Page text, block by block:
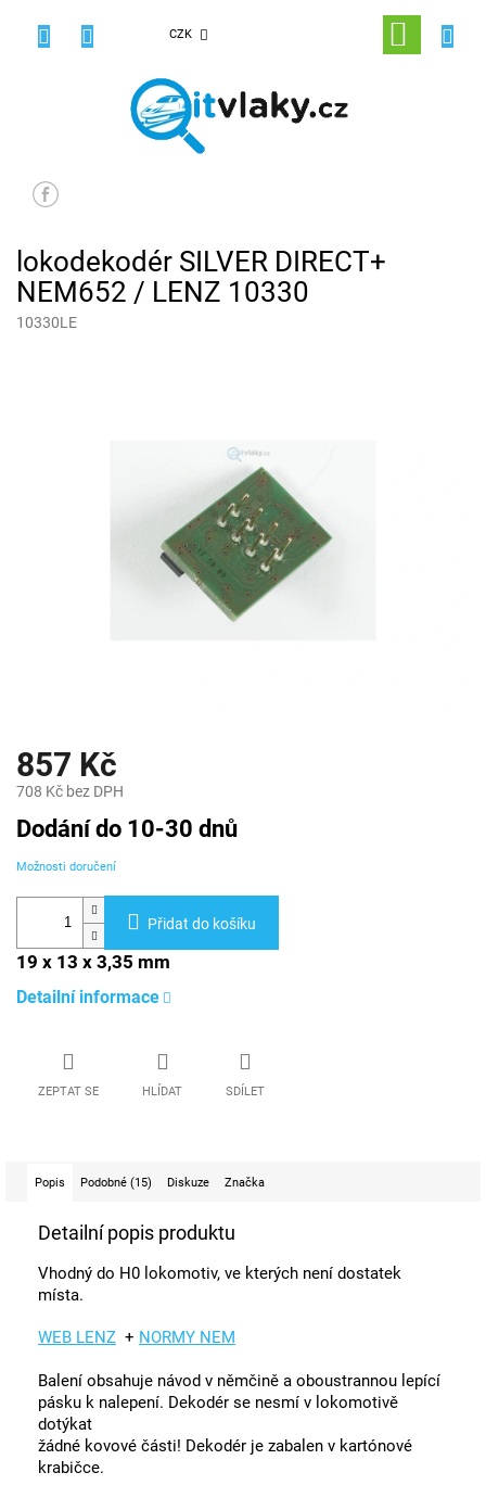
CZK
NÁKUPNÍ
KOŠÍK
lokodekodér SILVER DIRECT+
NEM652 / LENZ 10330
10330LE
857 Kč
708 Kč bez DPH
Měrná
cena:
Dodání do 10-30 dnů
Možnosti doručení
Přidat do košíku
19 x 13 x 3,35 mm
Detailní informace
ZEPTAT SE HLÍDAT SDÍLET
Popis Podobné (15) Diskuze Značka
Detailní popis produktu
Vhodný do H0 lokomotiv, ve kterých není dostatek
místa.
WEB LENZ + NORMY NEM
Balení obsahuje návod v němčině a oboustrannou lepící
pásku k nalepení. Dekodér se nesmí v lokomotivě
dotýkat
žádné kovové části! Dekodér je zabalen v kartónové
krabičce.